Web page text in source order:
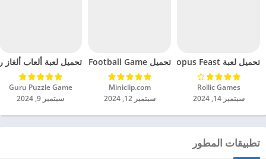
تحميل لعبة Octopus Feast مهكرة للاندرويد 2024
Rollic Games‏
سبتمبر 14, 2024
تحميل Soccer Hero PvP Football Game مهكرة للاندرويد 2024
Miniclip.com‏
سبتمبر 12, 2024
تحميل لعبة ألعاب ألغاز
Guru Puzzle Game‏
سبتمبر 9, 2024
تطبيقات المطور